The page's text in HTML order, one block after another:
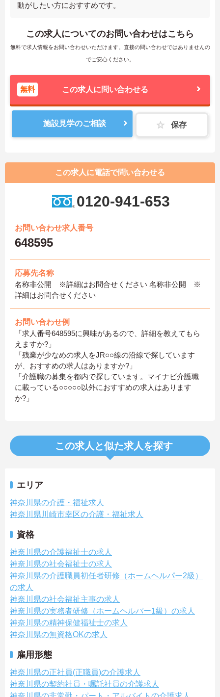
動がしたい方におすすめです。
この求人についてのお問い合わせはこちら
無料で求人情報をお問い合わせいただけます。直接の問い合わせではありませんの
でご安心ください。
無料 この求人に問い合わせる
施設見学のご相談 保存
この求人に電話で問い合わせる
0120-941-653
お問い合わせ求人番号
648595
応募先名称
名称非公開 ※詳細はお問合せください 名称非公開 ※
詳細はお問合せください
お問い合わせ例
「求人番号648595に興味があるので、詳細を教えてもら
えますか?」
「残業が少なめの求人をJR○○線の沿線で探しています
が、おすすめの求人はありますか?」
「介護職の募集を都内で探しています。マイナビ介護職
に載っている○○○○○以外におすすめの求人はあります
か?」
この求人と似た求人を探す
エリア
神奈川県の介護・福祉求人
神奈川県川崎市幸区の介護・福祉求人
資格
神奈川県の介護福祉士の求人
神奈川県の社会福祉士の求人
神奈川県の介護職員初任者研修（ホームヘルパー2級）
の求人
神奈川県の社会福祉主事の求人
神奈川県の実務者研修（ホームヘルパー1級）の求人
神奈川県の精神保健福祉士の求人
神奈川県の無資格OKの求人
雇用形態
神奈川県の正社員(正職員)の介護求人
神奈川県の契約社員・嘱託社員の介護求人